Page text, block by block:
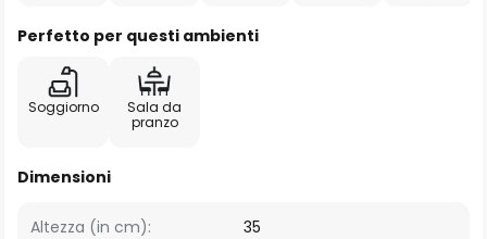
Perfetto per questi ambienti
Soggiorno
Sala da
pranzo
Dimensioni
Altezza (in cm): 35